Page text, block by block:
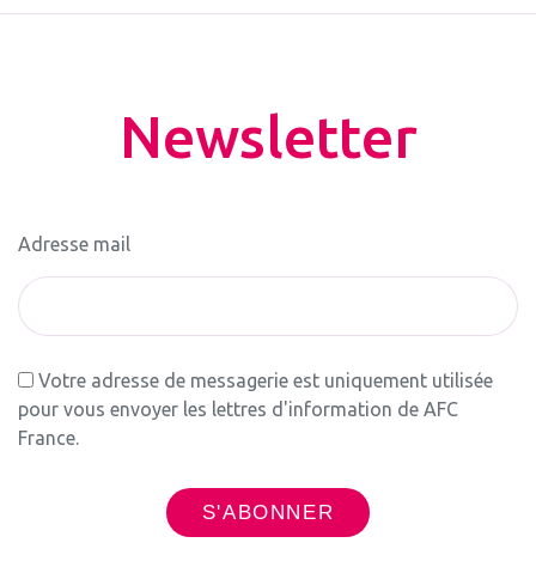
Newsletter
Adresse mail
Votre adresse de messagerie est uniquement utilisée
pour vous envoyer les lettres d'information de AFC
France.